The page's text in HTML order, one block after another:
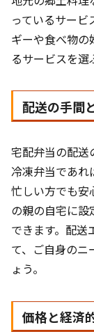
っているサー
ギーや食べ物
るサービスを選
配送の手間
宅配弁当の配送
冷凍弁当であれ
忙しい方でも安
の親の自宅に設
できます。配送
て、ご自身のニ
ょう。
価格と経済